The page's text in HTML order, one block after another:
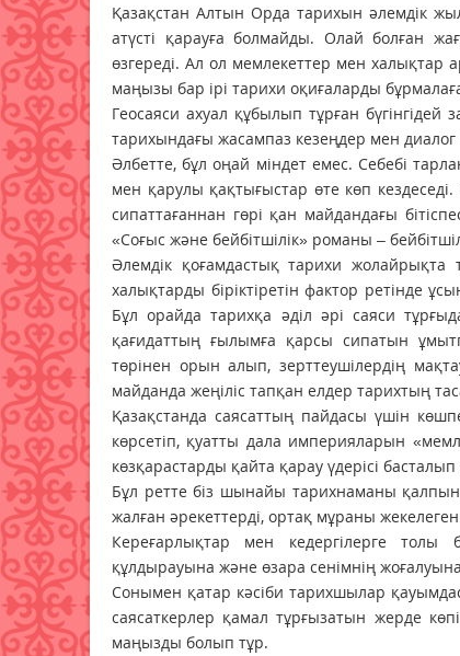
Қазақстан Алтын Орда тарихын әлемдік
атүсті қарауға болмайды. Олай болған
өзгереді. Ал ол мемлекеттер мен халықтар
маңызы бар ірі тарихи оқиғаларды
Геосаяси ахуал құбылып тұрған
тарихындағы жасампаз кезеңдер мен
Әлбетте, бұл оңай міндет емес. Себебі
мен қарулы қақтығыстар өте көп кездеседі.
сипаттағаннан гөрі қан майдандағы
«Соғыс және бейбітшілік» романы –
Әлемдік қоғамдастық тарихи
халықтарды біріктіретін фактор ретінде
Бұл орайда тарихқа әділ әрі саяси
қағидаттың ғылымға қарсы сипатын
төрінен орын алып, зерттеушілердің
майданда жеңіліс тапқан елдер тарихтың
Қазақстанда саясаттың пайдасы үшін
көрсетіп, қуатты дала империяларын
көзқарастарды қайта қарау үдерісі басталып
Бұл ретте біз шынайы тарихнаманы
жалған әрекеттерді, ортақ мұраны
Кереғарлықтар мен кедергілерге
құлдырауына және өзара сенімнің
Сонымен қатар кәсіби тарихшылар
саясаткерлер қамал тұрғызатын жерде
маңызды болып тұр.